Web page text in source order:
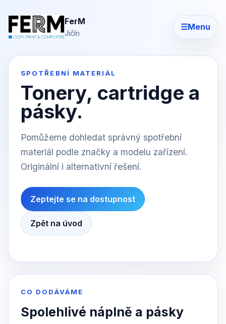
FerM
Jičín
☰Menu
SPOTŘEBNÍ MATERIÁL
Tonery, cartridge a
pásky.
Pomůžeme dohledat správný spotřební
materiál podle značky a modelu zařízení.
Originální i alternativní řešení.
Zeptejte se na dostupnost
Zpět na úvod
CO DODÁVÁME
Spolehlivé náplně a pásky